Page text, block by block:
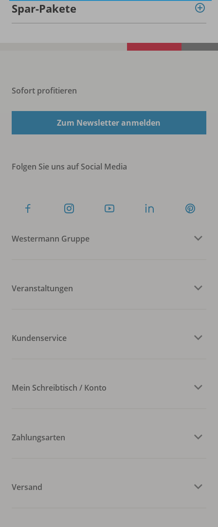
Spar-Pakete
Sofort profitieren
Zum Newsletter anmelden
Folgen Sie uns auf Social Media
Westermann Gruppe
Veranstaltungen
Kundenservice
Mein Schreibtisch / Konto
Zahlungsarten
Versand